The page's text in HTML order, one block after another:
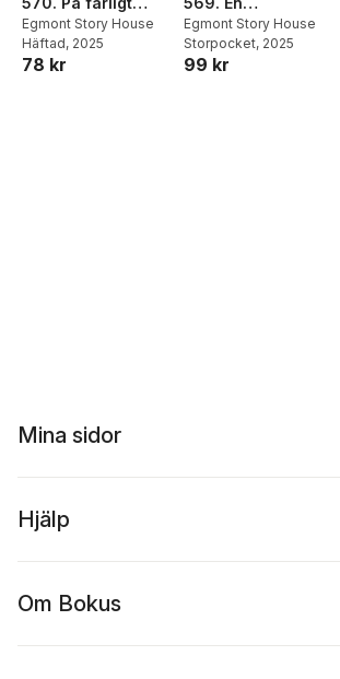
uppdrag
Egmont Story House
Häftad, 2025
78 kr
fantasimiljardär i
svårigheter
Egmont Story House
Storpocket, 2025
99 kr
Mina sidor
Hjälp
Om Bokus